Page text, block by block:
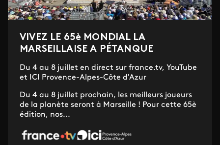
VIVEZ LE 65è MONDIAL LA
MARSEILLAISE A PÉTANQUE
Du 4 au 8 juillet en direct sur france.tv, YouTube
et ICI Provence-Alpes-Côte d'Azur
Du 4 au 8 juillet prochain, les meilleurs joueurs
de la planète seront à Marseille ! Pour cette 65è
édition, nos...